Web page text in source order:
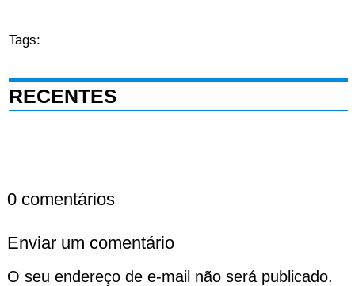
Tags:
RECENTES
0 comentários
Enviar um comentário
O seu endereço de e-mail não será publicado.